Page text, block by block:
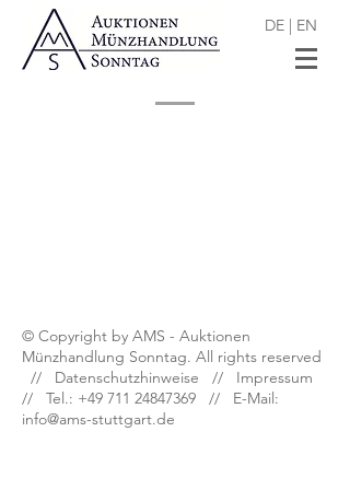
DE | EN
© Copyright by AMS - Auktionen
Münzhandlung Sonntag. All rights reserved
// Datenschutzhinweise // Impressum
// Tel.: +49 711 24847369 // E-Mail:
info@ams-stuttgart.de